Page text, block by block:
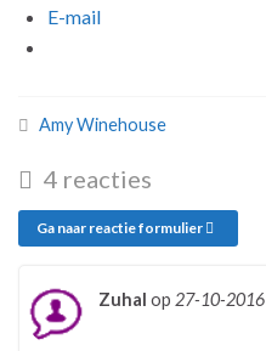
E-mail
Amy Winehouse
4 reacties
Ga naar reactie formulier
Zuhal op 27-10-2016